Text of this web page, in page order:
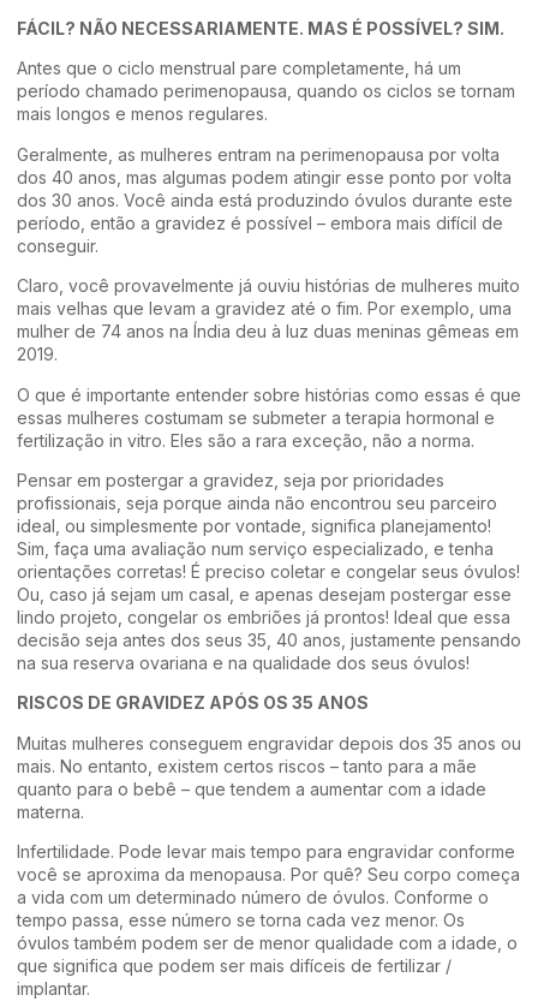
FÁCIL? NÃO NECESSARIAMENTE. MAS É POSSÍVEL? SIM.
Antes que o ciclo menstrual pare completamente, há um
período chamado perimenopausa, quando os ciclos se tornam
mais longos e menos regulares.
Geralmente, as mulheres entram na perimenopausa por volta
dos 40 anos, mas algumas podem atingir esse ponto por volta
dos 30 anos. Você ainda está produzindo óvulos durante este
período, então a gravidez é possível – embora mais difícil de
conseguir.
Claro, você provavelmente já ouviu histórias de mulheres muito
mais velhas que levam a gravidez até o fim. Por exemplo, uma
mulher de 74 anos na Índia deu à luz duas meninas gêmeas em
2019.
O que é importante entender sobre histórias como essas é que
essas mulheres costumam se submeter a terapia hormonal e
fertilização in vitro. Eles são a rara exceção, não a norma.
Pensar em postergar a gravidez, seja por prioridades
profissionais, seja porque ainda não encontrou seu parceiro
ideal, ou simplesmente por vontade, significa planejamento!
Sim, faça uma avaliação num serviço especializado, e tenha
orientações corretas! É preciso coletar e congelar seus óvulos!
Ou, caso já sejam um casal, e apenas desejam postergar esse
lindo projeto, congelar os embriões já prontos! Ideal que essa
decisão seja antes dos seus 35, 40 anos, justamente pensando
na sua reserva ovariana e na qualidade dos seus óvulos!
RISCOS DE GRAVIDEZ APÓS OS 35 ANOS
Muitas mulheres conseguem engravidar depois dos 35 anos ou
mais. No entanto, existem certos riscos – tanto para a mãe
quanto para o bebê – que tendem a aumentar com a idade
materna.
Infertilidade. Pode levar mais tempo para engravidar conforme
você se aproxima da menopausa. Por quê? Seu corpo começa
a vida com um determinado número de óvulos. Conforme o
tempo passa, esse número se torna cada vez menor. Os
óvulos também podem ser de menor qualidade com a idade, o
que significa que podem ser mais difíceis de fertilizar /
implantar.